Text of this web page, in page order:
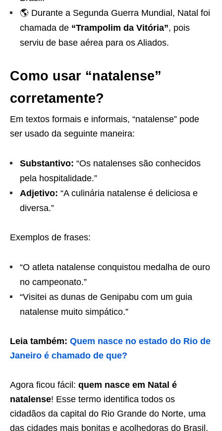
🌎 Durante a Segunda Guerra Mundial, Natal foi
chamada de “Trampolim da Vitória”, pois
serviu de base aérea para os Aliados.
Como usar “natalense”
corretamente?
Em textos formais e informais, “natalense” pode
ser usado da seguinte maneira:
Substantivo: “Os natalenses são conhecidos
pela hospitalidade.”
Adjetivo: “A culinária natalense é deliciosa e
diversa.”
Exemplos de frases:
“O atleta natalense conquistou medalha de ouro
no campeonato.”
“Visitei as dunas de Genipabu com um guia
natalense muito simpático.”
Leia também: Quem nasce no estado do Rio de
Janeiro é chamado de que?
Agora ficou fácil: quem nasce em Natal é
natalense! Esse termo identifica todos os
cidadãos da capital do Rio Grande do Norte, uma
das cidades mais bonitas e acolhedoras do Brasil.